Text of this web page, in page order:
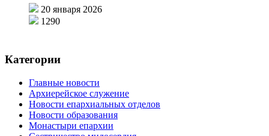
20 января 2026
1290
Категории
Главные новости
Архиерейское служение
Новости епархиальных отделов
Новости образования
Монастыри епархии